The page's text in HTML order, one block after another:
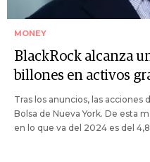
MONEY
BlackRock alcanza
billones en activos
Tras los anuncios, las acciones
Bolsa de Nueva York. De esta
en lo que va del 2024 es del